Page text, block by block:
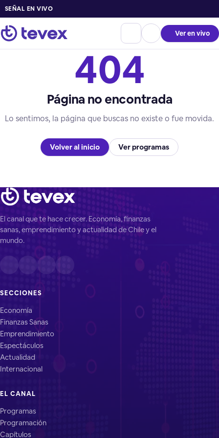
SEÑAL EN VIVO
Ver en vivo
404
Página no encontrada
Lo sentimos, la página que buscas no existe o fue movida.
Volver al inicio Ver programas
El canal que te hace crecer. Economía, finanzas
sanas, emprendimiento y actualidad de Chile y el
mundo.
SECCIONES
Economía
Finanzas Sanas
Emprendimiento
Espectáculos
Actualidad
Internacional
EL CANAL
Programas
Programación
Capítulos